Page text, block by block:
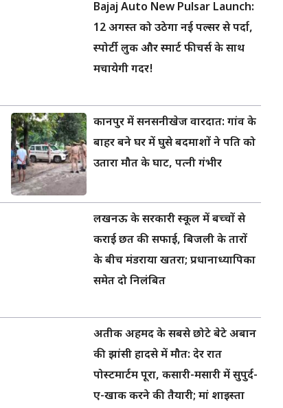
Bajaj Auto New Pulsar Launch:
12 अगस्त को उठेगा नई पल्सर से पर्दा,
स्पोर्टी लुक और स्मार्ट फीचर्स के साथ
मचायेगी गदर!
कानपुर में सनसनीखेज वारदात: गांव के
बाहर बने घर में घुसे बदमाशों ने पति को
उतारा मौत के घाट, पत्नी गंभीर
लखनऊ के सरकारी स्कूल में बच्चों से
कराई छत की सफाई, बिजली के तारों
के बीच मंडराया खतरा; प्रधानाध्यापिका
समेत दो निलंबित
अतीक अहमद के सबसे छोटे बेटे अबान
की झांसी हादसे में मौत: देर रात
पोस्टमार्टम पूरा, कसारी-मसारी में सुपुर्द-
ए-खाक करने की तैयारी; मां शाइस्ता